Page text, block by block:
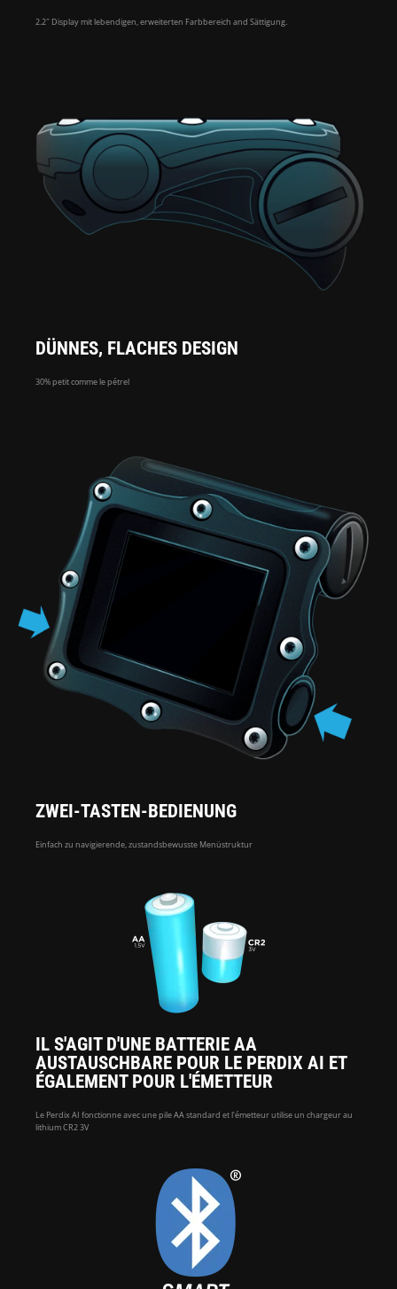
2.2″ Display mit lebendigen, erweiterten Farbbereich and Sättigung.
DÜNNES, FLACHES DESIGN
30% petit comme le pétrel
ZWEI-TASTEN-BEDIENUNG
Einfach zu navigierende, zustandsbewusste Menüstruktur
IL S'AGIT D'UNE BATTERIE AA
AUSTAUSCHBARE POUR LE PERDIX AI ET
ÉGALEMENT POUR L'ÉMETTEUR
Le Perdix AI fonctionne avec une pile AA standard et l'émetteur utilise un chargeur au
lithium CR2 3V